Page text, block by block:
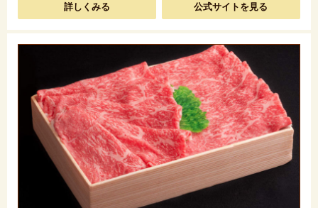
詳しくみる 公式サイトを見る